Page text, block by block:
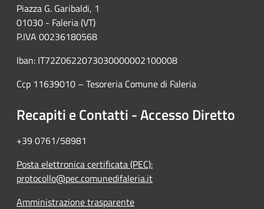
Piazza G. Garibaldi, 1
01030 - Faleria (VT)
P.IVA 00236180568
Iban: IT72Z0622073030000002100008
Ccp 11639010 – Tesoreria Comune di Faleria
Recapiti e Contatti - Accesso Diretto
+39 0761/58981
Posta elettronica certificata (PEC):
protocollo@pec.comunedifaleria.it
Amministrazione trasparente